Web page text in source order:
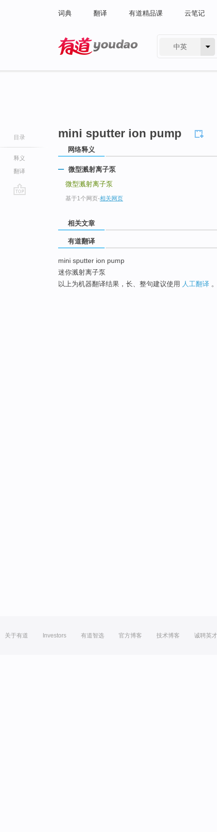
词典 翻译 有道精品课 云笔记
中英
目录
释义
翻译
mini sputter ion pump
网络释义
微型溅射离子泵
微型溅射离子泵
基于1个网页-相关网页
相关文章
有道翻译
mini sputter ion pump
迷你溅射离子泵
以上为机器翻译结果，长、整句建议使用 人工翻译
关于有道 Investors 有道智选 官方博客 技术博客 诚聘英才